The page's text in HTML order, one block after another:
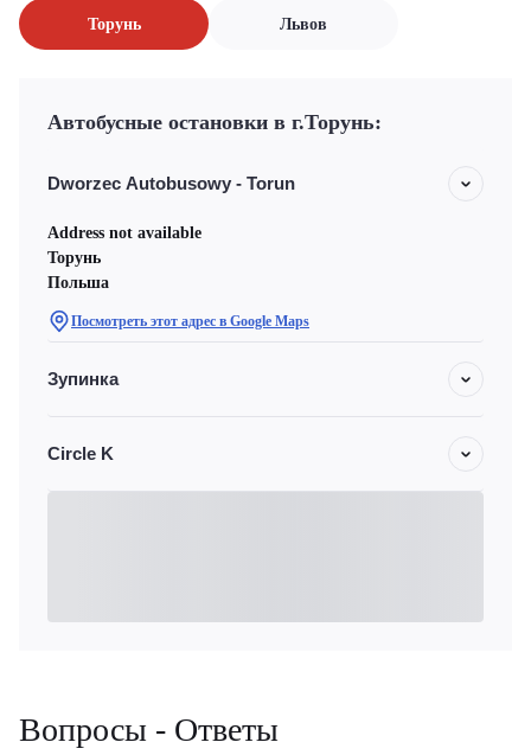
Торунь Львов
Автобусные остановки в г.Торунь:
Dworzec Autobusowy - Torun
Address not available
Торунь
Польша
Посмотреть этот адрес в Google Maps
Зупинка
Circle K
Вопросы - Ответы